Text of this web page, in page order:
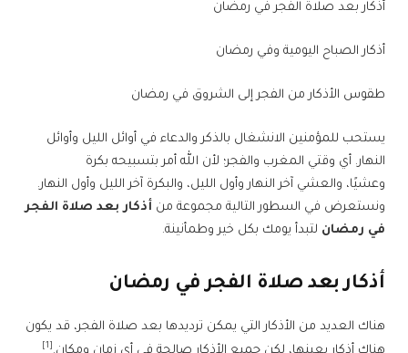
أذكار بعد صلاة الفجر في رمضان
أذكار الصباح اليومية وفي رمضان
طقوس الأذكار من الفجر إلى الشروق في رمضان
يستحب للمؤمنين الانشغال بالذكر والدعاء في أوائل الليل وأوائل
النهار. أي وقتي المغرب والفجر؛ لأن الله أمر بتسبيحه بكرة
وعشيًا، والعشي آخر النهار وأول الليل، والبكرة آخر الليل وأول النهار.
ونستعرض في السطور التالية مجموعة من أذكار بعد صلاة الفجر
في رمضان لتبدأ يومك بكل خير وطمأنينة.
أذكار بعد صلاة الفجر في رمضان
هناك العديد من الأذكار التي يمكن ترديدها بعد صلاة الفجر، قد يكون